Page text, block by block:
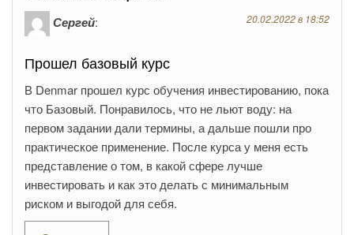
Сергей: 20.02.2022 в 18:52
Прошел базовый курс
В Denmar прошел курс обучения инвестированию, пока
что Базовый. Понравилось, что не льют воду: на
первом задании дали термины, а дальше пошли про
практическое применение. После курса у меня есть
представление о том, в какой сфере лучше
инвестировать и как это делать с минимальным
риском и выгодой для себя.